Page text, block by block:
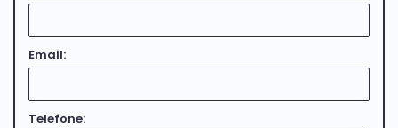
um único imóvel.
Email:
Telefone: